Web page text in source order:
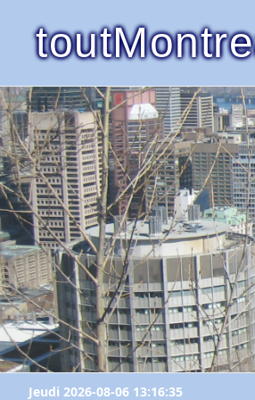
Jeudi 2026-08-06 13:16:35